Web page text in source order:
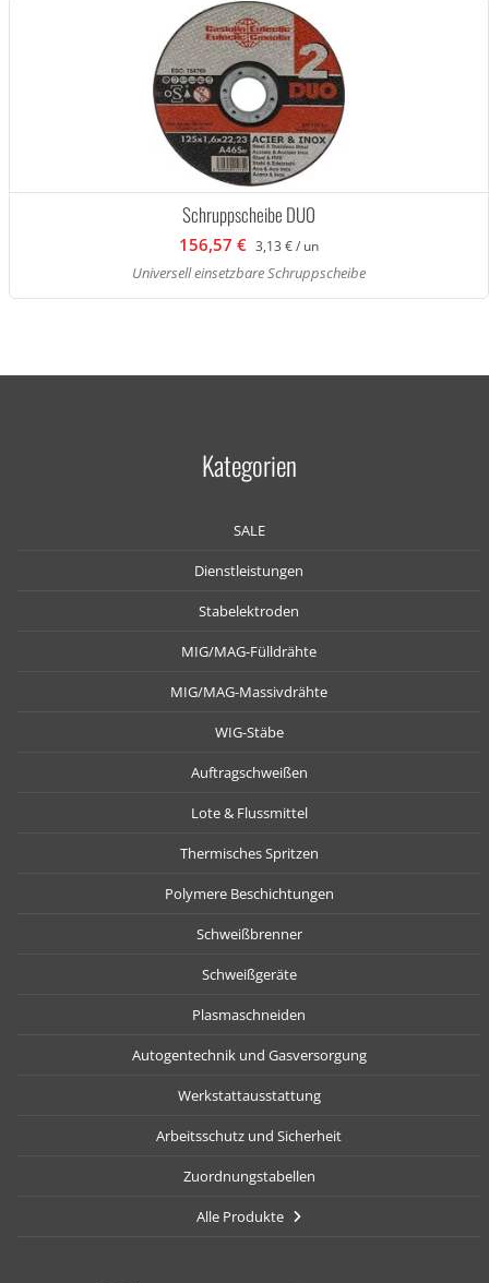
Schruppscheibe DUO
156,57 € 3,13 € / un
Universell einsetzbare Schruppscheibe
Kategorien
SALE
Dienstleistungen
Stabelektroden
MIG/MAG-Fülldrähte
MIG/MAG-Massivdrähte
WIG-Stäbe
Auftragschweißen
Lote & Flussmittel
Thermisches Spritzen
Polymere Beschichtungen
Schweißbrenner
Schweißgeräte
Plasmaschneiden
Autogentechnik und Gasversorgung
Werkstattausstattung
Arbeitsschutz und Sicherheit
Zuordnungstabellen
Alle Produkte